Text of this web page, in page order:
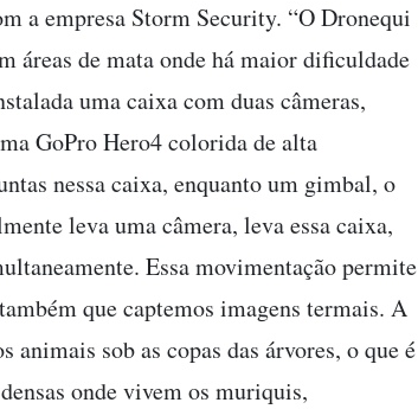
a empresa Storm Security. “O Dronequi
áreas de mata onde há maior dificuldade
uma caixa com duas câmeras,
GoPro Hero4 colorida de alta
nessa caixa, enquanto um gimbal, o
leva uma câmera, leva essa caixa,
Essa movimentação permite
que captemos imagens termais. A
sob as copas das árvores, o que é
onde vivem os muriquis,